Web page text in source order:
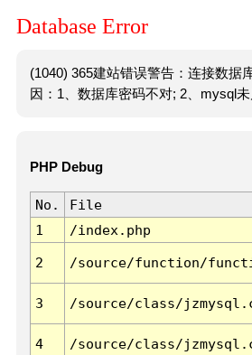
Database Error
(1040) 365建站错误警告：连接数据
因：1、数据库密码不对; 2、mysql未
PHP Debug
No. File
1
/index.php
2 /source/function/
3 /source/class/
4 /source/class/